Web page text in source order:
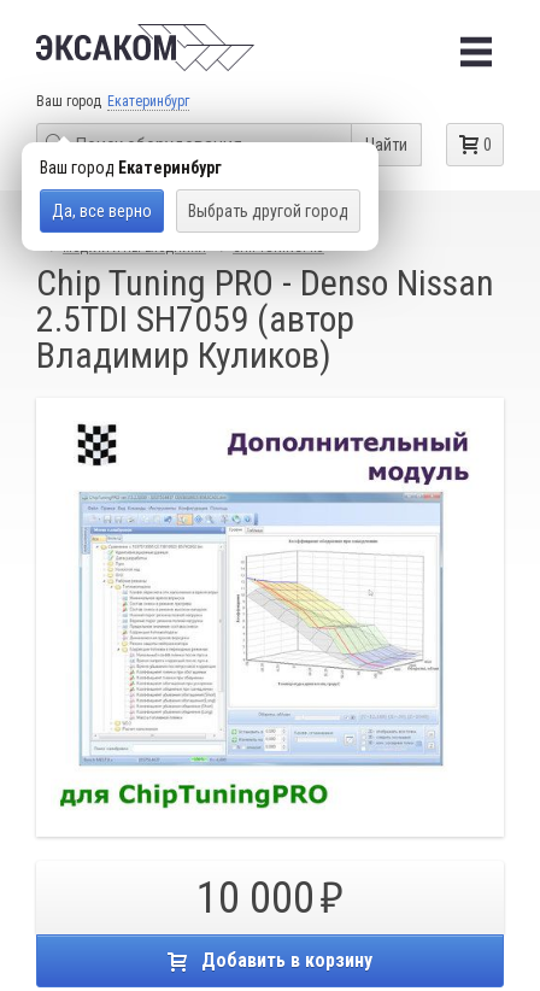
Ваш город Екатеринбург
Ваш город Екатеринбург
Да, все верно Выбрать другой город
0
Найти
КАТАЛОГ ТОВАРОВ
ОБОРУДОВАНИЕ ДЛЯ ЧИП-ТЮНИНГА
Chip Tuning PRO - Denso Nissan
2.5TDI SH7059 (автор
Владимир Куликов)
10 000
Добавить в корзину